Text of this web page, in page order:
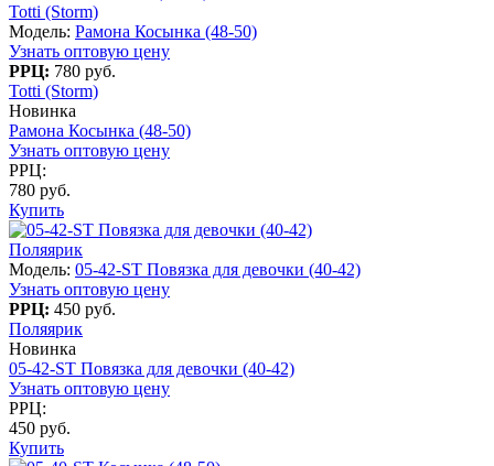
Totti (Storm)
Модель: Рамона Косынка (48-50)
Узнать оптовую цену
РРЦ: 780 руб.
Totti (Storm)
Новинка
Рамона Косынка (48-50)
Узнать оптовую цену
РРЦ:
780 руб.
Купить
Поляярик
Модель: 05-42-ST Повязка для девочки (40-42)
Узнать оптовую цену
РРЦ: 450 руб.
Поляярик
Новинка
05-42-ST Повязка для девочки (40-42)
Узнать оптовую цену
РРЦ:
450 руб.
Купить